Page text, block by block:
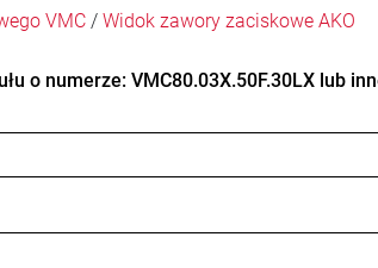
VMC/ Widok zawory zaciskowe AKO
o numerze: VMC80.03X.50F.30LX lub